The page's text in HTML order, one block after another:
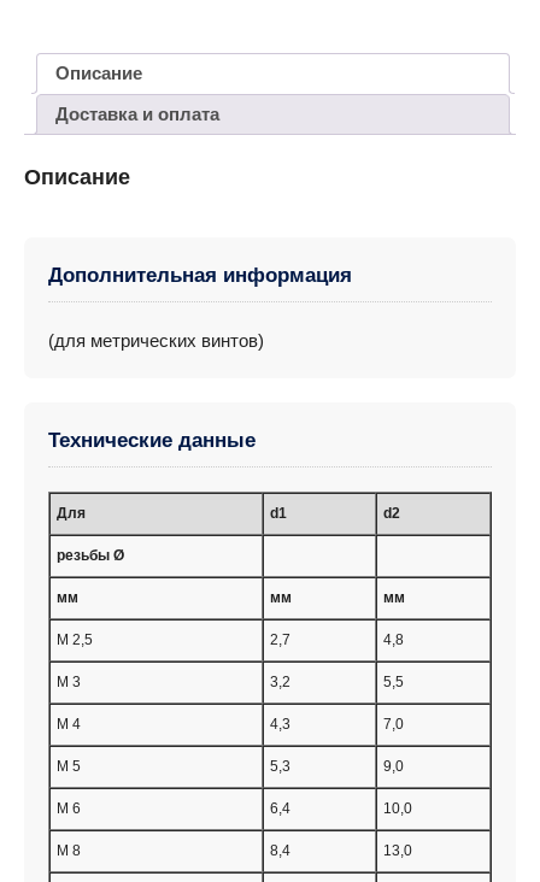
Описание
Доставка и оплата
Описание
Дополнительная информация
(для метрических винтов)
Технические данные
Для d1 d2
резьбы Ø
мм мм мм
M 2,5 2,7 4,8
M 3 3,2 5,5
M 4 4,3 7,0
M 5 5,3 9,0
M 6 6,4 10,0
M 8 8,4 13,0